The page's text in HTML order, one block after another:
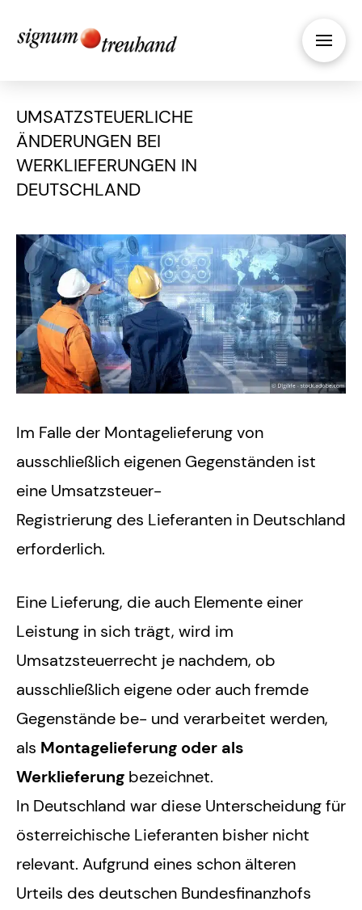
UMSATZSTEUERLICHE
ÄNDERUNGEN BEI
WERKLIEFERUNGEN IN
DEUTSCHLAND
Im Falle der Montagelieferung von
ausschließlich eigenen Gegenständen ist
eine Umsatzsteuer-
Registrierung des Lieferanten in Deutschland
erforderlich.
Eine Lieferung, die auch Elemente einer
Leistung in sich trägt, wird im
Umsatzsteuerrecht je nachdem, ob
ausschließlich eigene oder auch fremde
Gegenstände be- und verarbeitet werden,
als Montagelieferung oder als
Werklieferung bezeichnet.
In Deutschland war diese Unterscheidung für
österreichische Lieferanten bisher nicht
relevant. Aufgrund eines schon älteren
Urteils des deutschen Bundesfinanzhofs